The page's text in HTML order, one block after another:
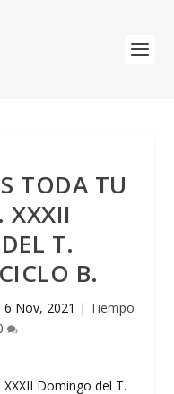
TODA TU
XXXII
T.
B.
6 Nov, 2021 | Tiempo